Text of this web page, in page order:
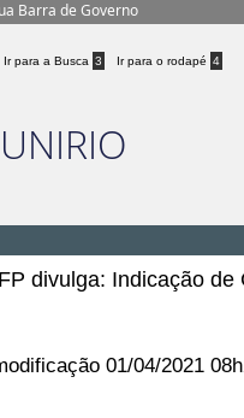
Barra de Governo
Ir para a Busca 3 Ir para o rodapé 4
divulga: Indicação de
01/04/2021